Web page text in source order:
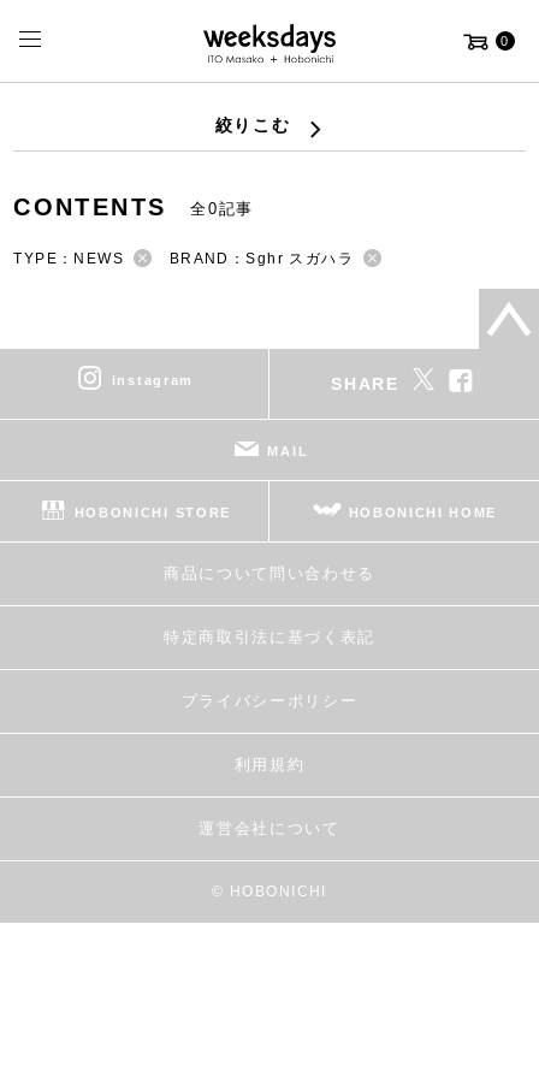
0
絞りこむ
CONTENTS 全0記事
TYPE：NEWS BRAND：Sghr スガハラ
instagram SHARE
MAIL
HOBONICHI STORE HOBONICHI HOME
商品について問い合わせる
特定商取引法に基づく表記
プライバシーポリシー
利用規約
運営会社について
© HOBONICHI